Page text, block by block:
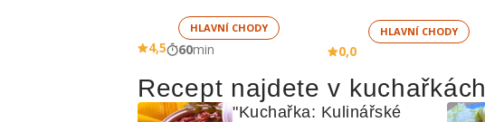
HLAVNÍ CHODY
4,5 60min
HLAVNÍ CHODY
0,0
Recept najdete v kuchařkách
"Kuchařka: Kulinářské